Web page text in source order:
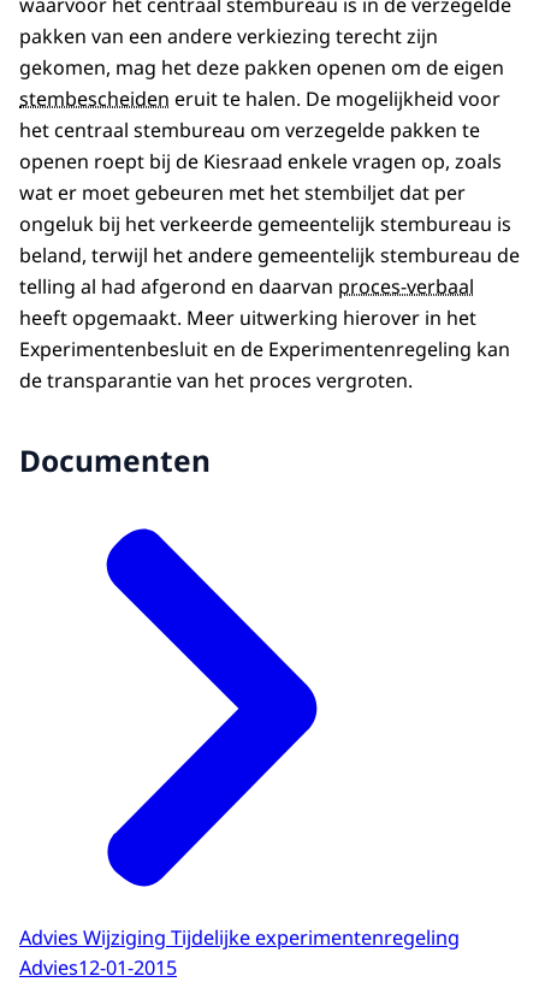
pakken van een andere verkiezing terecht zijn
gekomen, mag het deze pakken openen om de eigen
stembescheiden eruit te halen. De mogelijkheid voor
het centraal stembureau om verzegelde pakken te
openen roept bij de Kiesraad enkele vragen op, zoals
wat er moet gebeuren met het stembiljet dat per
ongeluk bij het verkeerde gemeentelijk stembureau is
beland, terwijl het andere gemeentelijk stembureau de
telling al had afgerond en daarvan proces-verbaal
heeft opgemaakt. Meer uitwerking hierover in het
Experimentenbesluit en de Experimentenregeling kan
de transparantie van het proces vergroten.
Documenten
Advies Wijziging Tijdelijke experimentenregeling
Advies12-01-2015